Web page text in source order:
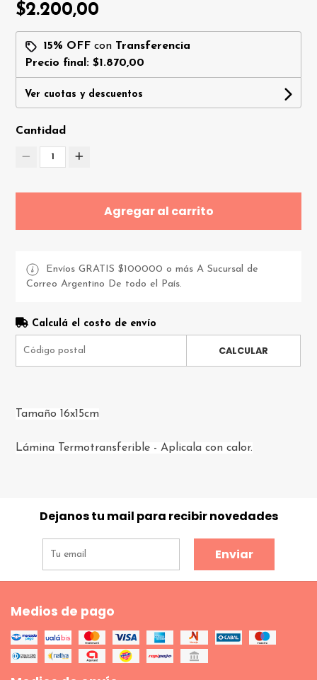
$2.200,00
15% OFF con Transferencia
Precio final:$1.870,00
Ver cuotas y descuentos
Cantidad
1
Agregar al carrito
Envíos GRATIS $100000 o más A Sucursal de
Correo Argentino De todo el País.
Calculá el costo de envío
CALCULAR
Tamaño 16x15cm
Lámina Termotransferible - Aplicala con calor.
Dejanos tu mail para recibir novedades
Enviar
Medios de pago